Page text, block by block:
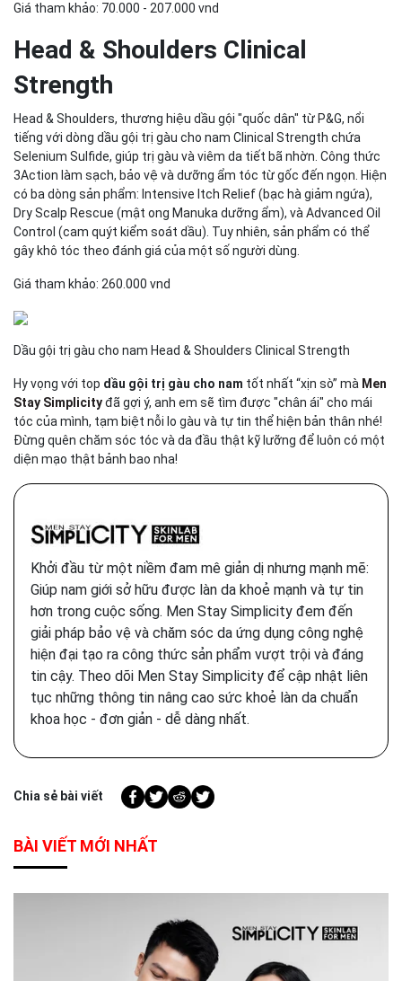
Giá tham khảo: 70.000 - 207.000 vnd
Head & Shoulders Clinical
Strength
Head & Shoulders, thương hiệu dầu gội "quốc dân" từ P&G, nổi
tiếng với dòng dầu gội trị gàu cho nam Clinical Strength chứa
Selenium Sulfide, giúp trị gàu và viêm da tiết bã nhờn. Công thức
3Action làm sạch, bảo vệ và dưỡng ẩm tóc từ gốc đến ngọn. Hiện
có ba dòng sản phẩm: Intensive Itch Relief (bạc hà giảm ngứa),
Dry Scalp Rescue (mật ong Manuka dưỡng ẩm), và Advanced Oil
Control (cam quýt kiểm soát dầu). Tuy nhiên, sản phẩm có thể
gây khô tóc theo đánh giá của một số người dùng.
Giá tham khảo: 260.000 vnd
Dầu gội trị gàu cho nam Head & Shoulders Clinical Strength
Hy vọng với top dầu gội trị gàu cho nam tốt nhất “xịn sò” mà Men
Stay Simplicityđã gợi ý, anh em sẽ tìm được "chân ái" cho mái
tóc của mình, tạm biệt nỗi lo gàu và tự tin thể hiện bản thân nhé!
Đừng quên chăm sóc tóc và da đầu thật kỹ lưỡng để luôn có một
diện mạo thật bảnh bao nha!
Khởi đầu từ một niềm đam mê giản dị nhưng mạnh mẽ:
Giúp nam giới sở hữu được làn da khoẻ mạnh và tự tin
hơn trong cuộc sống. Men Stay Simplicity đem đến
giải pháp bảo vệ và chăm sóc da ứng dụng công nghệ
hiện đại tạo ra công thức sản phẩm vượt trội và đáng
tin cậy. Theo dõi Men Stay Simplicity để cập nhật liên
tục những thông tin nâng cao sức khoẻ làn da chuẩn
khoa học - đơn giản - dễ dàng nhất.
Chia sẻ bài viết
BÀI VIẾT MỚI NHẤT